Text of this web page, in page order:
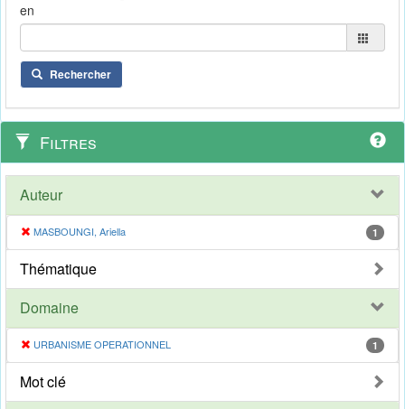
en
Rechercher
Filtres
Auteur
MASBOUNGI, Ariella 1
Thématique
Domaine
URBANISME OPERATIONNEL 1
Mot clé